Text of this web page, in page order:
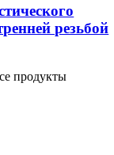
резьбой
продукты